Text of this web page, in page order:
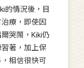
的情況後，目
療，即使因
哭鬧，Kiki仍
著，加上保
相信很快可